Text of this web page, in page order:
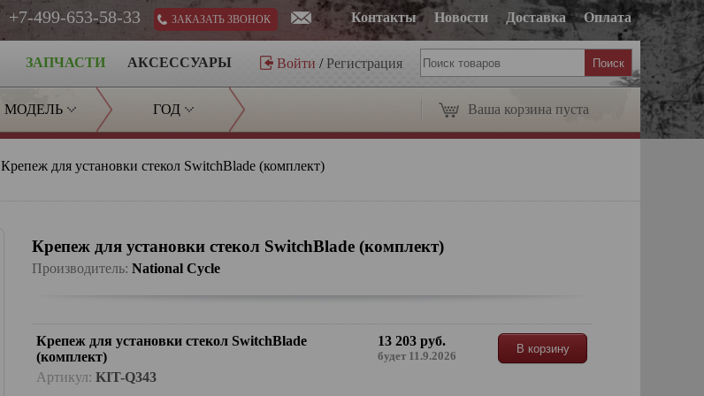
Оплата
Доставка
Новости
Контакты
ЗАКАЗАТЬ ЗВОНОК
+7-499-653-58-33
Войти /Регистрация
АКСЕССУАРЫ
ЗАПЧАСТИ
МОДЕЛЬ ГОД Ваша корзина пуста
Крепеж для установки стекол SwitchBlade (комплект)
Крепеж для установки стекол SwitchBlade (комплект)
Производитель: National Cycle
Крепеж для установки стекол SwitchBlade
(комплект)
13 203 руб.
будет 11.9.2026
В корзину
Артикул: KIT-Q343